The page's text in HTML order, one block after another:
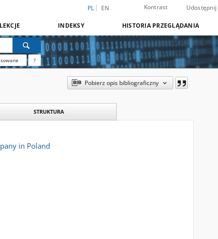
PL EN Kontrast Udostępnij
INDEKSY HISTORIA PRZEGLĄDANIA
?
Pobierz opis bibliograficzny
STRUKTURA
in Poland